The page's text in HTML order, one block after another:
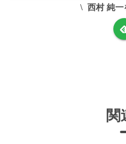
西村 純一
関